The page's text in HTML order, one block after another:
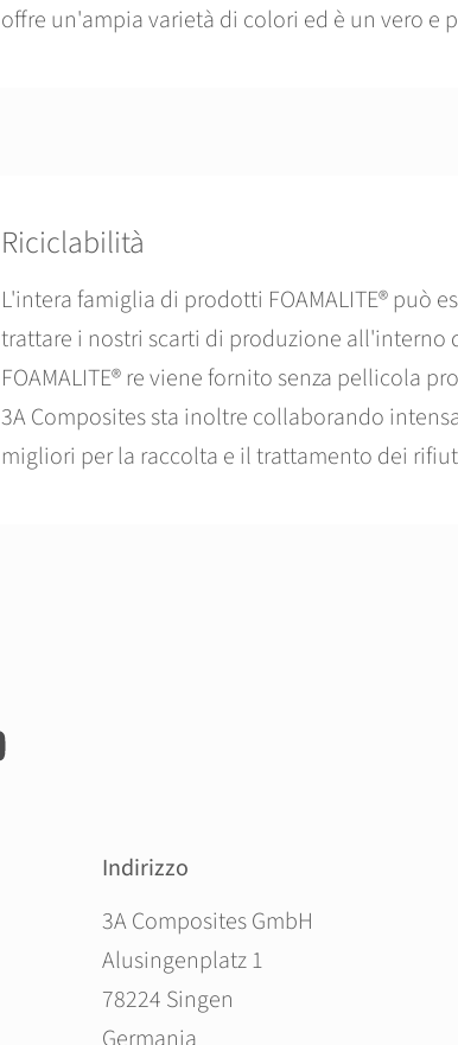
offre un'ampia varietà di colori ed è un vero e
Riciclabilità
L'intera famiglia di prodotti FOAMALITE® può
trattare i nostri scarti di produzione all'interno
FOAMALITE® re viene fornito senza pellicola
3A Composites sta inoltre collaborando
migliori per la raccolta e il trattamento dei
Indirizzo
3A Composites GmbH
Alusingenplatz 1
78224 Singen